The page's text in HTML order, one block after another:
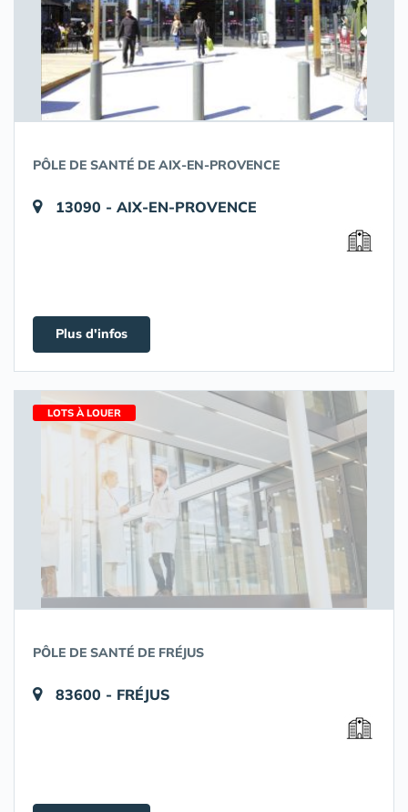
PÔLE DE SANTÉ DE AIX-EN-PROVENCE
13090 - AIX-EN-PROVENCE
Plus d'infos
LOTS À LOUER
PÔLE DE SANTÉ DE FRÉJUS
83600 - FRÉJUS